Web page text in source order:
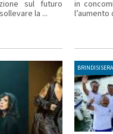
sul futuro
la ...
in
BRINDISISERA